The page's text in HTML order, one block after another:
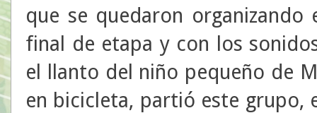
que se quedaron
final de etapa y con los
el llanto del niño pequeño de
en bicicleta, partió este grupo,